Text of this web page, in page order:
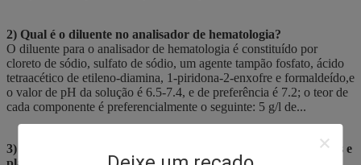
2) Qual é o diluente no analisador de hematologia?
O diluente para o analisador de hematologia é constituído por
cloreto de sódio, sulfato de sódio, um agente tampão fosfato, ácido
tetraacético de etileno-diamina, 1-piridona-2-enxofre e formaldeído,e
o valor de pH da solução é 6.5-7.4, e de preferência é 7.2; o teor de
cada componente é preferencialmente o seguinte: 5 g/l de...
3) Que diluente é bom para a contagem de glóbulos vermelhos e